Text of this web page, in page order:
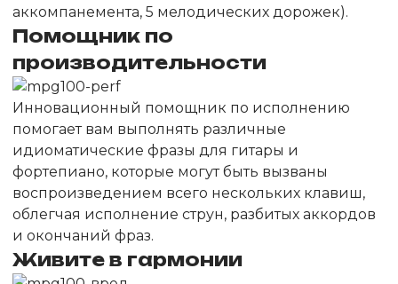
аккомпанемента, 5 мелодических дорожек).
Помощник по
производительности
Инновационный помощник по исполнению
помогает вам выполнять различные
идиоматические фразы для гитары и
фортепиано, которые могут быть вызваны
воспроизведением всего нескольких клавиш,
облегчая исполнение струн, разбитых аккордов
и окончаний фраз.
Живите в гармонии